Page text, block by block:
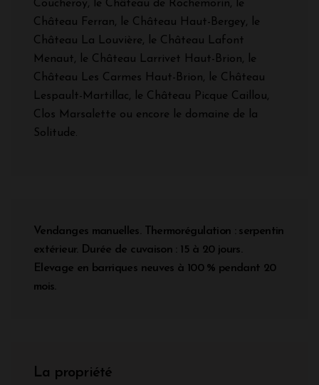
Coucheroy, le Château de Rochemorin, le
Château Ferran, le Château Haut-Bergey, le
Château La Louvière, le Château Lafont
Menaut, le Château Larrivet Haut-Brion, le
Château Les Carmes Haut-Brion, le Château
Lespault-Martillac, le Château Picque Caillou,
Clos Marsalette ou encore le domaine de la
Solitude.
Vendanges manuelles. Thermorégulation : serpentin
extérieur. Durée de cuvaison : 15 à 20 jours.
Elevage en barriques neuves à 100 % pendant 20
mois.
La propriété